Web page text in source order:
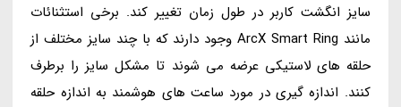
سایز انگشت کاربر در طول زمان تغییر کند. برخی استثنائات
مانند ArcX Smart Ring وجود دارند که با چند سایز مختلف از
حلقه های لاستیکی عرضه می شوند تا مشکل سایز را برطرف
کنند. اندازه گیری در مورد ساعت های هوشمند به اندازه حلقه